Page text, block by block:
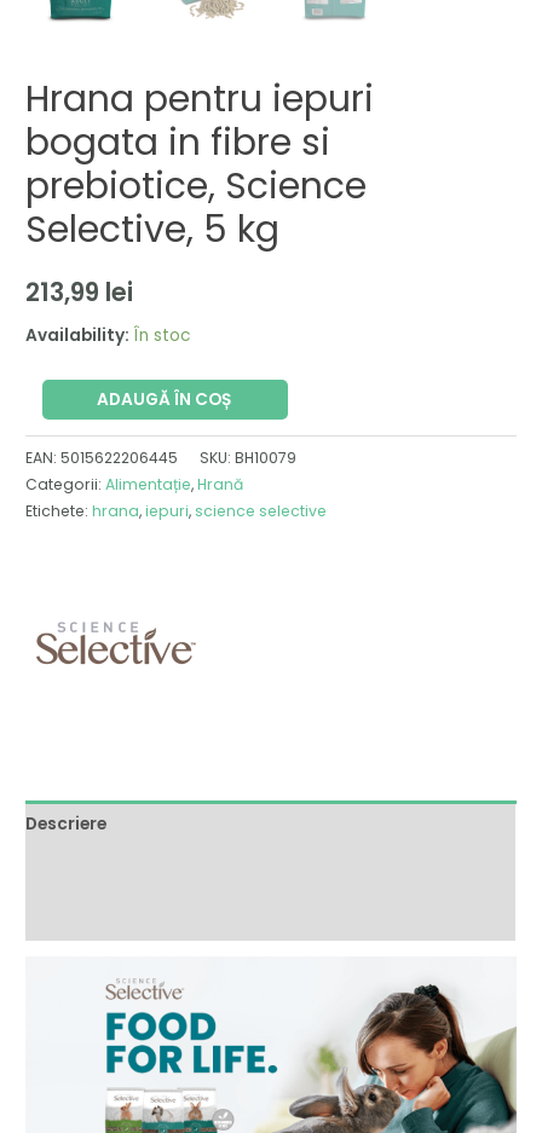
Hrana pentru iepuri
bogata in fibre si
prebiotice, Science
Selective, 5 kg
213,99 lei
Availability: În stoc
ADAUGĂ ÎN COȘ
EAN:5015622206445 SKU:BH10079
Categorii:Alimentație,Hrană
Etichete:hrana,iepuri, science selective
Descriere